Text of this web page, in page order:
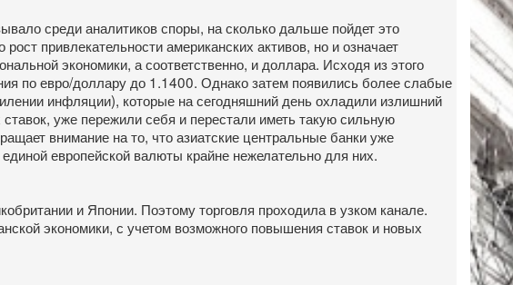
среди аналитиков споры, на сколько дальше пойдет это
привлекательности американских активов, но и означает
экономики, а соответственно, и доллара. Исходя из этого
по евро/доллару до 1.1400. Однако затем появились более слабые
инфляции), которые на сегодняшний день охладили излишний
уже пережили себя и перестали иметь такую сильную
внимание на то, что азиатские центральные банки уже
европейской валюты крайне нежелательно для них.
и Японии. Поэтому торговля проходила в узком канале.
экономики, с учетом возможного повышения ставок и новых